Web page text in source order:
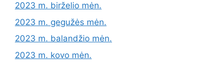
2023 m. birželio mėn.
2023 m. gegužės mėn.
2023 m. balandžio mėn.
2023 m. kovo mėn.